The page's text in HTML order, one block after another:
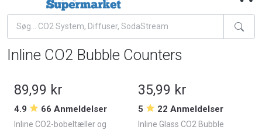
Inline CO2 Bubble Counters
89,99 kr
4.9 66 Anmeldelser
Inline CO2-bobeltæller og
35,99 kr
5 22 Anmeldelser
Inline Glass CO2 Bubble